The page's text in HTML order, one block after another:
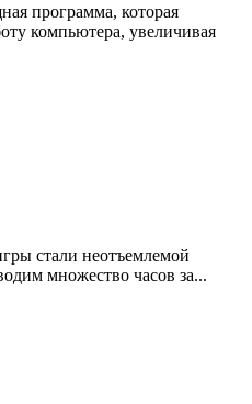
программа, которая
компьютера, увеличивая
стали неотъемлемой
множество часов за...